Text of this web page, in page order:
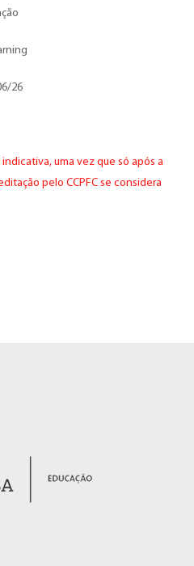
26
uma vez que só após a
pelo CCPFC se considera